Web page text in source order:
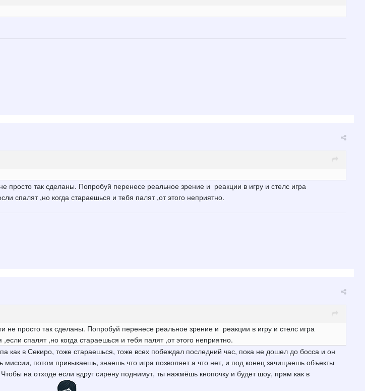
просто так сделаны. Попробуй перенесе реальное зрение и реакции в игру и стелс игра
спалят ,но когда стараешься и тебя палят ,от этого неприятно.
не просто так сделаны. Попробуй перенесе реальное зрение и реакции в игру и стелс игра
спалят ,но когда стараешься и тебя палят ,от этого неприятно.
как в Секиро, тоже стараешься, тоже всех побеждал последний час, пока не дошел до босса и он
потом привыкаешь, знаешь что игра позволяет а что нет, и под конец зачищаешь объекты
на отходе если вдруг сирену поднимут, ты нажмёшь кнопочку и будет шоу, прям как в